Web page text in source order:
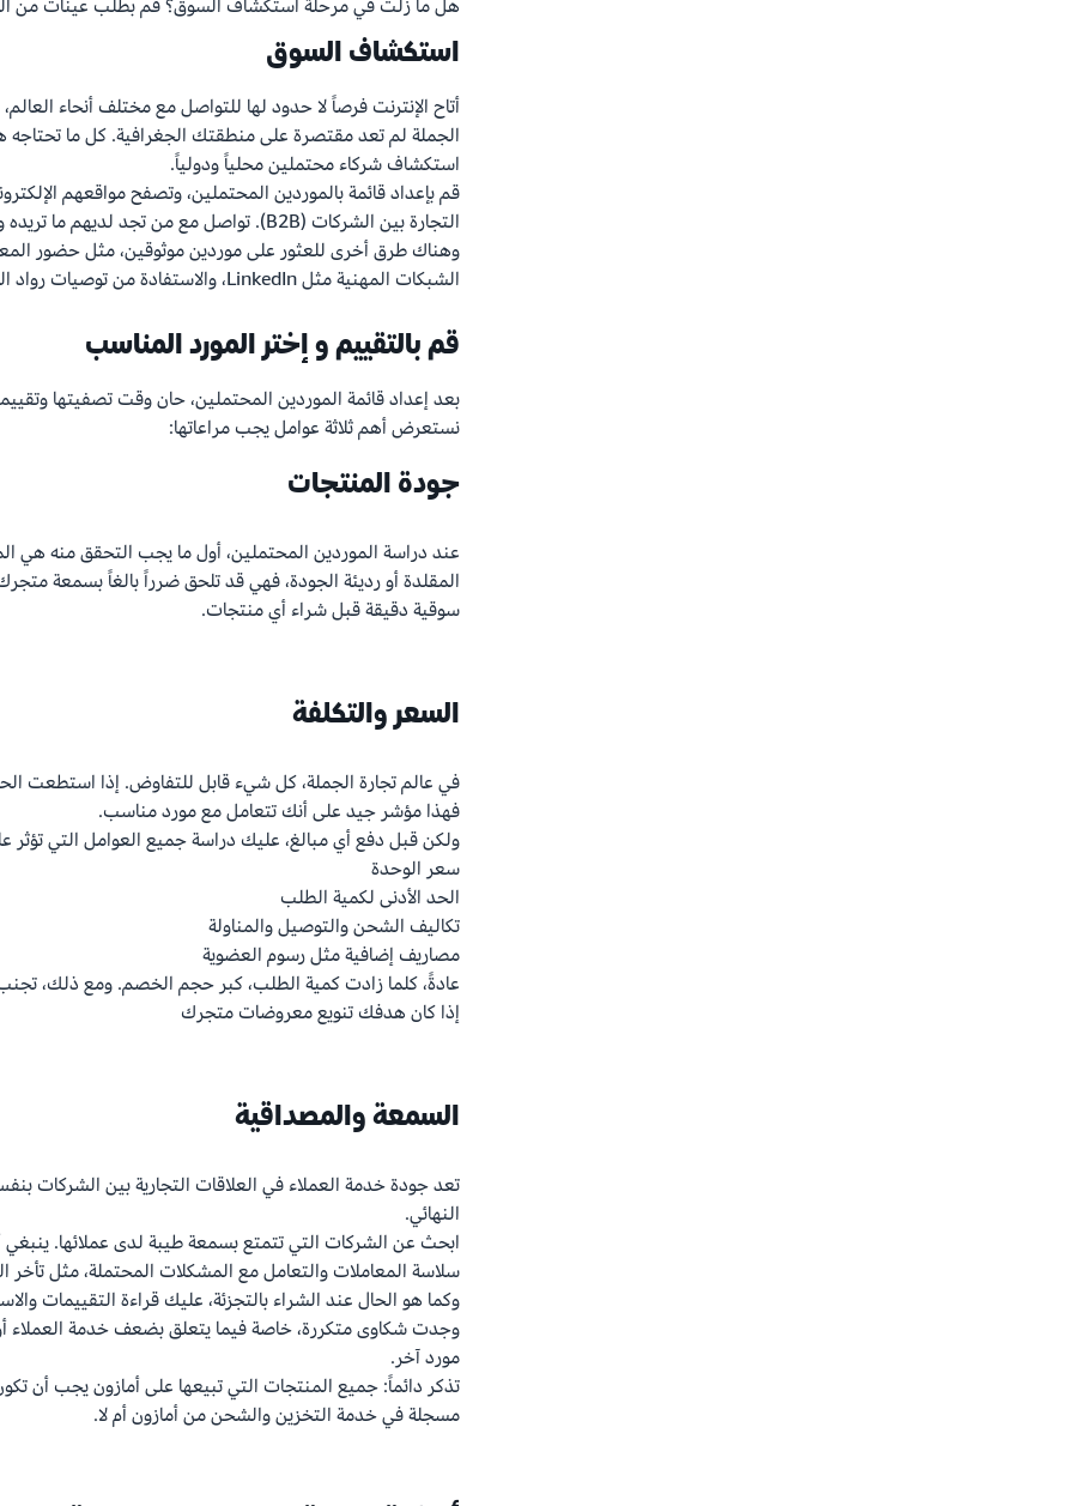
هل ما زلت في مرحلة استكشاف السوق؟ قم بطلب عينات من
استكشاف السوق
أتاح الإنترنت فرصاً لا حدود لها للتواصل مع مختلف أنحاء
الجملة لم تعد مقتصرة على منطقتك الجغرافية. كل ما
استكشاف شركاء محتملين محلياً ودولياً.
قم بإعداد قائمة بالموردين المحتملين، وتصفح مواقعهم
التجارة بين الشركات (B2B). تواصل مع من تجد لديهم ما تريده واشرح لهم ما تبحث عنه بوضوح.
وهناك طرق أخرى للعثور على موردين موثوقين، مثل حضور
الشبكات المهنية مثل LinkedIn، والاستفادة من توصيات رواد المجال.
قم بالتقييم و إختر المورد المناسب
بعد إعداد قائمة الموردين المحتملين، حان وقت تصفيتها
نستعرض أهم ثلاثة عوامل يجب مراعاتها:
جودة المنتجات
عند دراسة الموردين المحتملين، أول ما يجب التحقق منه هي
المقلدة أو رديئة الجودة، فهي قد تلحق ضرراً بالغاً بسمعة
سوقية دقيقة قبل شراء أي منتجات.
السعر والتكلفة
فهذا مؤشر جيد على أنك تتعامل مع مورد مناسب.
ولكن قبل دفع أي مبالغ، عليك دراسة جميع العوامل التي تؤثر
سعر الوحدة
الحد الأدنى لكمية الطلب
تكاليف الشحن والتوصيل والمناولة
مصاريف إضافية مثل رسوم العضوية
عادةً، كلما زادت كمية الطلب، كبر حجم الخصم. ومع ذلك، تجنب
إذا كان هدفك تنويع معروضات متجرك
السمعة والمصداقية
تعد جودة خدمة العملاء في العلاقات التجارية بين الشركات
النهائي.
ابحث عن الشركات التي تتمتع بسمعة طيبة لدى عملائها.
سلاسة المعاملات والتعامل مع المشكلات المحتملة، مثل تأخر
وكما هو الحال عند الشراء بالتجزئة، عليك قراءة التقييمات
وجدت شكاوى متكررة، خاصة فيما يتعلق بضعف خدمة العملاء
مورد آخر.
تذكر دائماً: جميع المنتجات التي تبيعها على أمازون يجب أن
مسجلة في خدمة التخزين والشحن من أمازون أم لا.